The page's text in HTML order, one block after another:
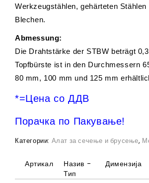
Werkzeugstählen, gehärteten Stählen
Blechen.
Abmessung:
Die Drahtstärke der STBW beträgt
Topfbürste ist in den Durchmessern
80 mm, 100 mm und 125 mm
*=Цена со ДДВ
Порачка по Пакување!
Категории: Алат за сечење и брусење,
Артикал
Назив -
Тип
Димензија